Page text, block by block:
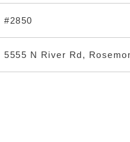
#2850
5555 N River Rd,